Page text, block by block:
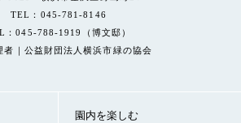
TEL：045-781-8146
：045-788-1919（博文邸）
者｜公益財団法人横浜市緑の協会
園内を楽しむ